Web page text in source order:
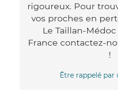
rigoureux. Pour
vos proches en
Le Taillan-
France contactez-
!
Être rappelé par